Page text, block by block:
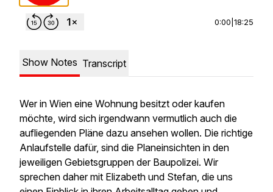
0:00 18:25
Show Notes Transcript
Wer in Wien eine Wohnung besitzt oder kaufen
möchte, wird sich irgendwann vermutlich auch die
aufliegenden Pläne dazu ansehen wollen. Die richtige
Anlaufstelle dafür, sind die Planeinsichten in den
jeweiligen Gebietsgruppen der Baupolizei. Wir
sprechen daher mit Elizabeth und Stefan, die uns